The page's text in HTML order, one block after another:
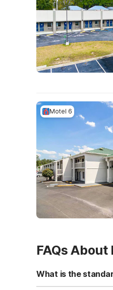
Motel 6
FAQs
What is the
Standard check-in